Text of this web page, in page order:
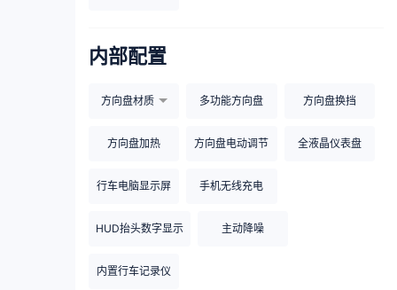
内部配置
方向盘材质 多功能方向盘 方向盘换挡
方向盘加热 方向盘电动调节 全液晶仪表盘
行车电脑显示屏 手机无线充电
HUD抬头数字显示 主动降噪
内置行车记录仪